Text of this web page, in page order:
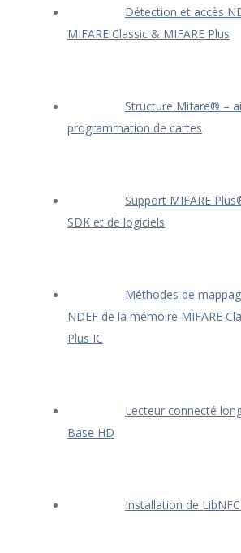
Détection et accès
MIFARE Classic & MIFARE Plus
Structure Mifare® –
programmation de cartes
Support MIFARE
SDK et de logiciels
Méthodes de
NDEF de la mémoire MIFARE
Plus IC
Lecteur connecté
Base HD
Installation de